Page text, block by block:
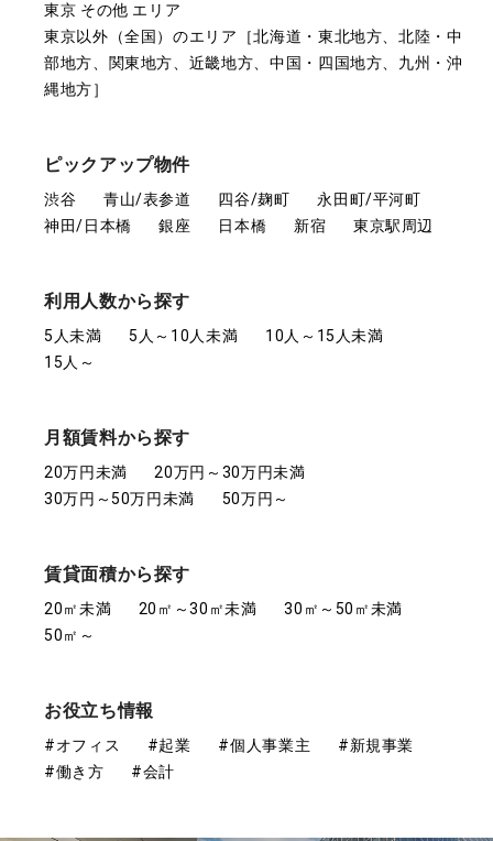
東京 その他 エリア
東京以外（全国）のエリア［北海道・東北地方、北陸・中
部地方、関東地方、近畿地方、中国・四国地方、九州・沖
縄地方］
ピックアップ物件
渋谷 青山/表参道 四谷/麹町
永田町/平河町
神田/日本橋
銀座 日本橋 新宿 東京駅周辺
利用人数から探す
5人未満 5人～10人未満
10人～15人未満
15人～
月額賃料から探す
20万円未満
20万円～30万円未満
30万円～50万円未満
50万円～
賃貸面積から探す
20㎡未満 20㎡～30㎡未満
30㎡～50㎡未満
50㎡～
お役立ち情報
#オフィス #起業 #個人事業主
#新規事業
#働き方
#会計